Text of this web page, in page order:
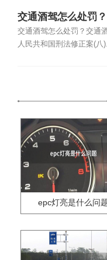
交通酒驾怎么处罚
定
交通酒驾怎么处罚？交通
人民共和国刑法修正案(八
epc灯亮是什么问